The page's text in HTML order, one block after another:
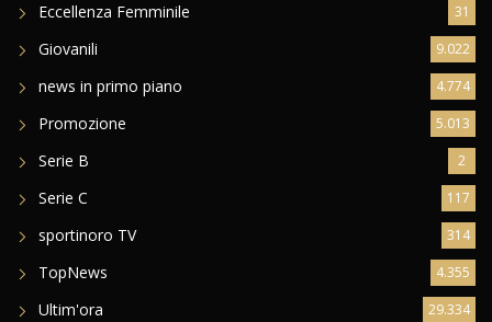
Eccellenza Femminile 31
Giovanili 9.022
news in primo piano 4.774
Promozione 5.013
Serie B 2
Serie C 117
sportinoro TV 314
TopNews 4.355
Ultim'ora 29.334